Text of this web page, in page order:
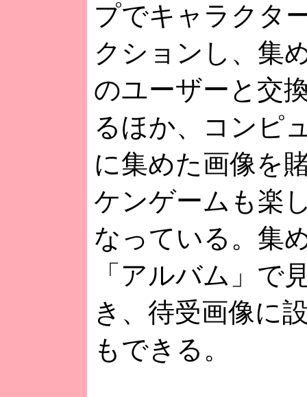
プでキャラクタ
クションし、集
のユーザーと交
るほか、コンピ
に集めた画像を
ケンゲームも楽
なっている。集
「アルバム」で
き、待受画像に
もできる。